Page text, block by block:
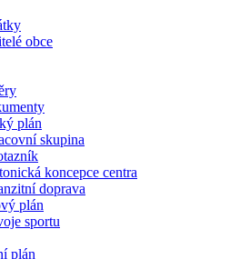
obce
plán
skupina
koncepce centra
doprava
plán
sportu
plán